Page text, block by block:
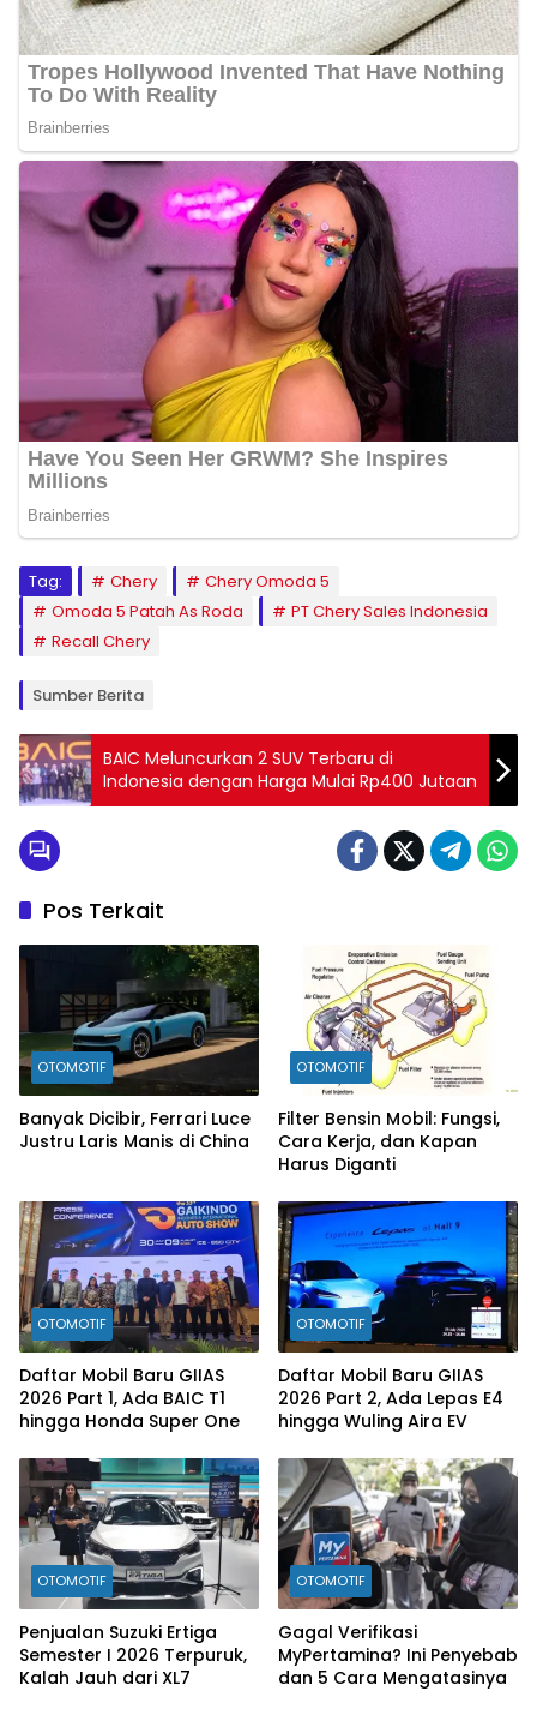
Tag: Chery
Chery Omoda 5
Omoda 5 Patah As Roda
PT Chery Sales Indonesia
Recall Chery
Sumber Berita
BAIC Meluncurkan 2 SUV Terbaru di
Indonesia dengan Harga Mulai Rp400 Jutaan
Pos Terkait
OTOMOTIF
Banyak Dicibir, Ferrari Luce
Justru Laris Manis di China
OTOMOTIF
Filter Bensin Mobil: Fungsi,
Cara Kerja, dan Kapan
Harus Diganti
OTOMOTIF
Daftar Mobil Baru GIIAS
2026 Part 1, Ada BAIC T1
hingga Honda Super One
OTOMOTIF
Daftar Mobil Baru GIIAS
2026 Part 2, Ada Lepas E4
hingga Wuling Aira EV
OTOMOTIF
Penjualan Suzuki Ertiga
Semester I 2026 Terpuruk,
Kalah Jauh dari XL7
OTOMOTIF
Gagal Verifikasi
MyPertamina? Ini Penyebab
dan 5 Cara Mengatasinya